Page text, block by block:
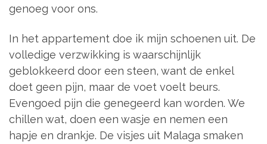
genoeg voor ons.
In het appartement doe ik mijn schoenen uit. De
volledige verzwikking is waarschijnlijk
geblokkeerd door een steen, want de enkel
doet geen pijn, maar de voet voelt beurs.
Evengoed pijn die genegeerd kan worden. We
chillen wat, doen een wasje en nemen een
hapje en drankje. De visjes uit Malaga smaken